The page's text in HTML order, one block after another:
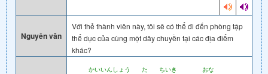
Nguyên văn
Với thẻ thành viên này, tôi sẽ có thể đi đến phòng tập
thể dục của cùng một dây chuyền tại các địa điểm
khác?
かいいんしょう た ちいき おな